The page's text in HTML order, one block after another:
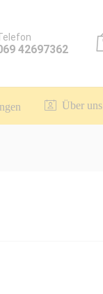
42697362
Über uns